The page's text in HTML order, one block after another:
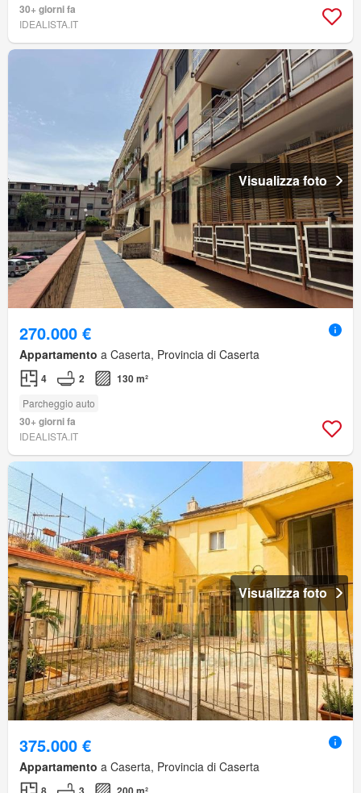
30+ giorni fa
IDEALISTA.IT
Visualizza foto
270.000 €
Appartamento a Caserta, Provincia di Caserta
4 2 130 m²
Parcheggio auto
30+ giorni fa
IDEALISTA.IT
Visualizza foto
375.000 €
Appartamento a Caserta, Provincia di Caserta